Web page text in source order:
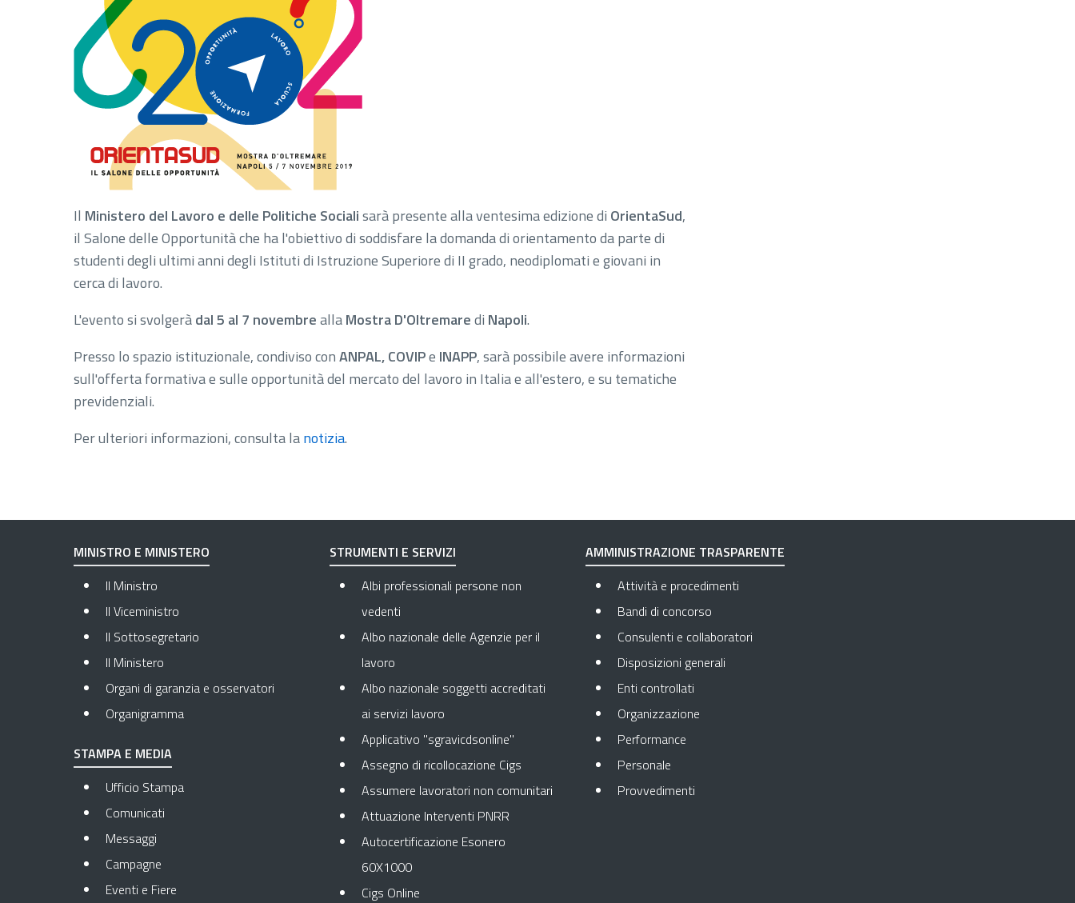
Il Ministero del Lavoro e delle Politiche Socialisarà presente alla ventesima edizione di OrientaSud,
il Salone delle Opportunità che ha l'obiettivo di soddisfare la domanda di orientamento da parte di
studenti degli ultimi anni degli Istituti di Istruzione Superiore di II grado, neodiplomati e giovani in
cerca di lavoro.
L'evento si svolgeràdal 5 al 7 novembreallaMostra D'Oltremaredi Napoli.
Presso lo spazio istituzionale, condiviso conANPAL, COVIPe INAPP, sarà possibile avere informazioni
sull'offerta formativa e sulle opportunità del mercato del lavoro in Italia e all'estero, e su tematiche
previdenziali.
Per ulteriori informazioni, consulta lanotizia.
MINISTRO E MINISTERO
Il Ministro
Il Viceministro
Il Sottosegretario
Il Ministero
Organi di garanzia e osservatori
Organigramma
STAMPA E MEDIA
Ufficio Stampa
Comunicati
Messaggi
Campagne
Eventi e Fiere
STRUMENTI E SERVIZI
Albi professionali persone non
vedenti
Albo nazionale delle Agenzie per il
lavoro
Albo nazionale soggetti accreditati
ai servizi lavoro
Applicativo "sgravicdsonline"
Assegno di ricollocazione Cigs
Assumere lavoratori non comunitari
Attuazione Interventi PNRR
Autocertificazione Esonero
60X1000
Cigs Online
AMMINISTRAZIONE TRASPARENTE
Attività e procedimenti
Bandi di concorso
Consulenti e collaboratori
Disposizioni generali
Enti controllati
Organizzazione
Performance
Personale
Provvedimenti